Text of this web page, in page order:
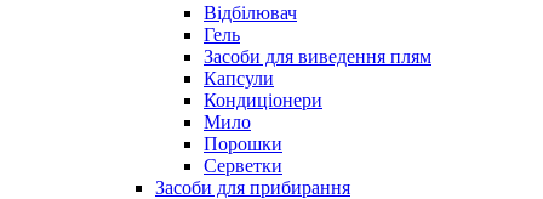
Відбілювач
Гель
Засоби для виведення плям
Капсули
Кондиціонери
Мило
Порошки
Серветки
Засоби для прибирання